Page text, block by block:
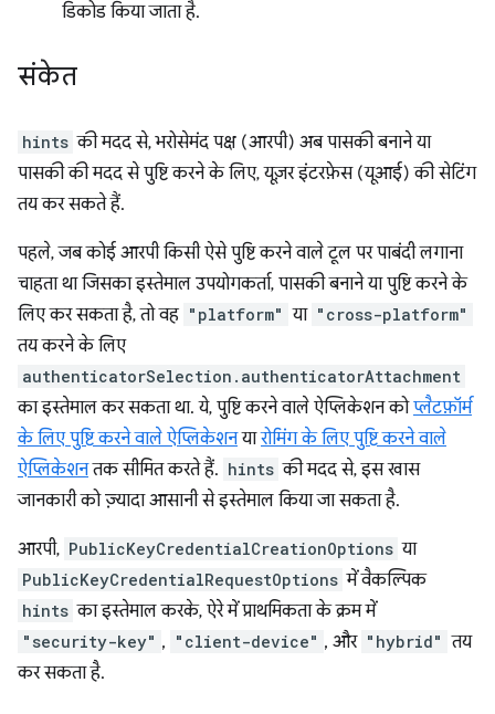
डिकोड किया जाता है.
संकेत
hints की मदद से, भरोसेमंद पक्ष (आरपी) अब पासकी बनाने या
पासकी की मदद से पुष्टि करने के लिए, यूज़र इंटरफ़ेस (यूआई) की सेटिंग
तय कर सकते हैं.
पहले, जब कोई आरपी किसी ऐसे पुष्टि करने वाले टूल पर पाबंदी लगाना
चाहता था जिसका इस्तेमाल उपयोगकर्ता, पासकी बनाने या पुष्टि करने के
लिए कर सकता है, तो वह "platform" या "cross-platform"
तय करने के लिए
authenticatorSelection.authenticatorAttachment
का इस्तेमाल कर सकता था. ये, पुष्टि करने वाले ऐप्लिकेशन कोप्लैटफ़ॉर्म
के लिए पुष्टि करने वाले ऐप्लिकेशनयारोमिंग के लिए पुष्टि करने वाले
ऐप्लिकेशनतक सीमित करते हैं. hints की मदद से, इस खास
जानकारी को ज़्यादा आसानी से इस्तेमाल किया जा सकता है.
आरपी, PublicKeyCredentialCreationOptions या
PublicKeyCredentialRequestOptions में वैकल्पिक
hints का इस्तेमाल करके, ऐरे में प्राथमिकता के क्रम में
"security-key" , "client-device" , और "hybrid" तय
कर सकता है.